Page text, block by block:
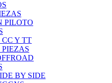
PILOTO
Y TT
BY SIDE